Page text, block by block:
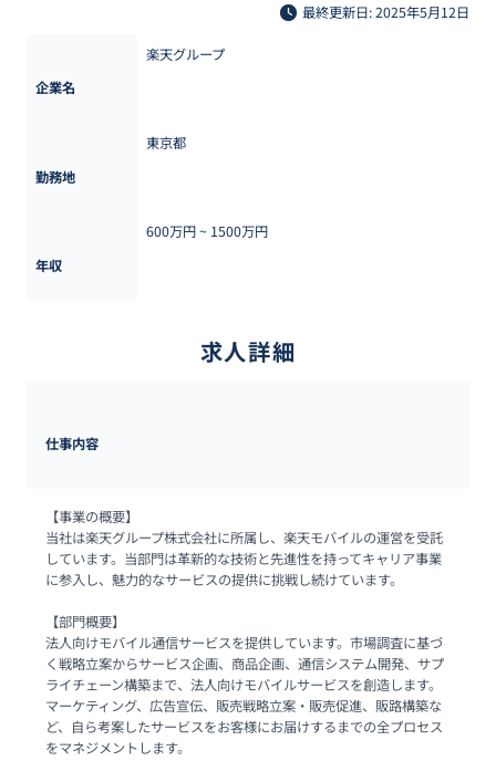
最終更新日: 2025年5月12日
企業名
楽天グループ
勤務地
東京都
年収
600万円 ~ 1500万円
求人詳細
仕事内容
【事業の概要】
当社は楽天グループ株式会社に所属し、楽天モバイルの運営を受託
しています。当部門は革新的な技術と先進性を持ってキャリア事業
に参入し、魅力的なサービスの提供に挑戦し続けています。
【部門概要】
法人向けモバイル通信サービスを提供しています。市場調査に基づ
く戦略立案からサービス企画、商品企画、通信システム開発、サプ
ライチェーン構築まで、法人向けモバイルサービスを創造します。
マーケティング、広告宣伝、販売戦略立案・販売促進、販路構築な
ど、自ら考案したサービスをお客様にお届けするまでの全プロセス
をマネジメントします。